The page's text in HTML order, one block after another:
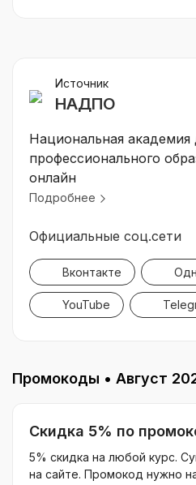
Источник
НАДПО
Национальная академия
профессионального
онлайн
Подробнее
Официальные соц.сети
Вконтакте
YouTube
Промокоды • Август
Скидка 5% по
5% скидка на любой курс.
на сайте. Промокод нужно